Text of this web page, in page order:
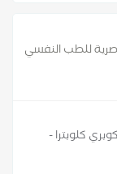
للنساء. تعتمد
النفسي،
المستمرة لضمان
للطب النفسي
و العباسية
كلوبترا -